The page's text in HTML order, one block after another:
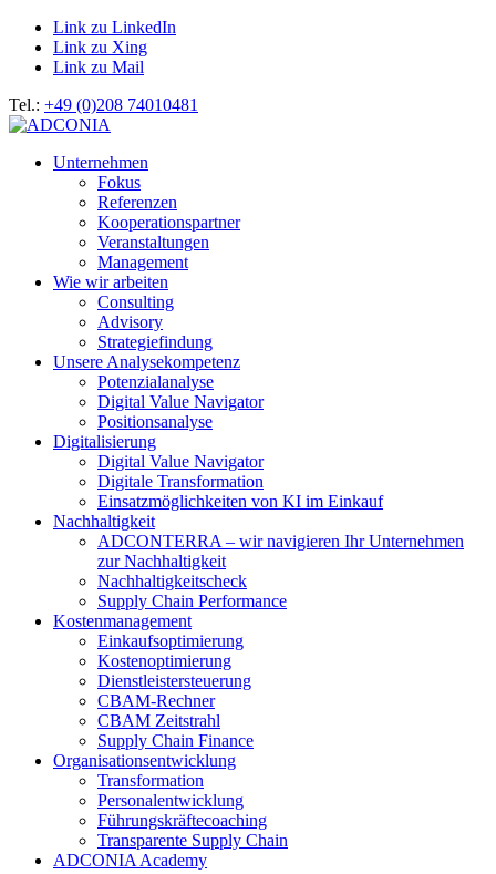
Link zu LinkedIn
Link zu Xing
Link zu Mail
Tel.: +49 (0)208 74010481
Unternehmen
Fokus
Referenzen
Kooperationspartner
Veranstaltungen
Management
Wie wir arbeiten
Consulting
Advisory
Strategiefindung
Unsere Analysekompetenz
Potenzialanalyse
Digital Value Navigator
Positionsanalyse
Digitalisierung
Digital Value Navigator
Digitale Transformation
Einsatzmöglichkeiten von KI im Einkauf
Nachhaltigkeit
ADCONTERRA – wir navigieren Ihr Unternehmen
zur Nachhaltigkeit
Nachhaltigkeitscheck
Supply Chain Performance
Kostenmanagement
Einkaufsoptimierung
Kostenoptimierung
Dienstleistersteuerung
CBAM-Rechner
CBAM Zeitstrahl
Supply Chain Finance
Organisationsentwicklung
Transformation
Personalentwicklung
Führungskräftecoaching
Transparente Supply Chain
ADCONIA Academy